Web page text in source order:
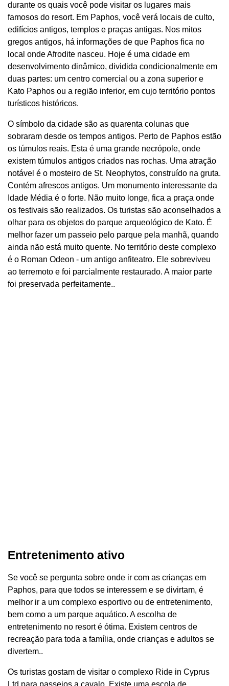
durante os quais você pode visitar os lugares mais
famosos do resort. Em Paphos, você verá locais de culto,
edifícios antigos, templos e praças antigas. Nos mitos
gregos antigos, há informações de que Paphos fica no
local onde Afrodite nasceu. Hoje é uma cidade em
desenvolvimento dinâmico, dividida condicionalmente em
duas partes: um centro comercial ou a zona superior e
Kato Paphos ou a região inferior, em cujo território pontos
turísticos históricos.
O símbolo da cidade são as quarenta colunas que
sobraram desde os tempos antigos. Perto de Paphos estão
os túmulos reais. Esta é uma grande necrópole, onde
existem túmulos antigos criados nas rochas. Uma atração
notável é o mosteiro de St. Neophytos, construído na gruta.
Contém afrescos antigos. Um monumento interessante da
Idade Média é o forte. Não muito longe, fica a praça onde
os festivais são realizados. Os turistas são aconselhados a
olhar para os objetos do parque arqueológico de Kato. É
melhor fazer um passeio pelo parque pela manhã, quando
ainda não está muito quente. No território deste complexo
é o Roman Odeon - um antigo anfiteatro. Ele sobreviveu
ao terremoto e foi parcialmente restaurado. A maior parte
foi preservada perfeitamente..
Entretenimento ativo
Se você se pergunta sobre onde ir com as crianças em
Paphos, para que todos se interessem e se divirtam, é
melhor ir a um complexo esportivo ou de entretenimento,
bem como a um parque aquático. A escolha de
entretenimento no resort é ótima. Existem centros de
recreação para toda a família, onde crianças e adultos se
divertem..
Os turistas gostam de visitar o complexo Ride in Cyprus
Ltd para passeios a cavalo. Existe uma escola de